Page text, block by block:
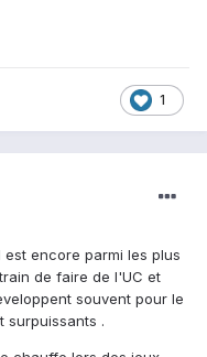
1
encore parmi les plus
de faire de l'UC et
souvent pour le
surpuissants .